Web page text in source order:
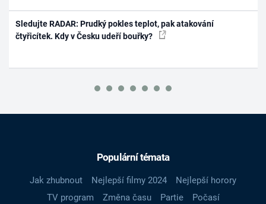
Sledujte RADAR: Prudký pokles teplot, pak atakování
čtyřicítek. Kdy v Česku udeří bouřky?
Populární témata
Jak zhubnout Nejlepší filmy 2024
Nejlepší horory
TV program
Změna času Partie
Počasí